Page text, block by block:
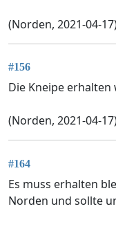
(Norden, 2021-04-
#156
Die Kneipe erhalten
(Norden, 2021-04-
#164
Es muss erhalten
Norden und sollte